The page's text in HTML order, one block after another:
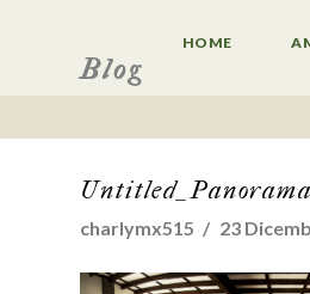
HOME
Blog
charlymx515 23